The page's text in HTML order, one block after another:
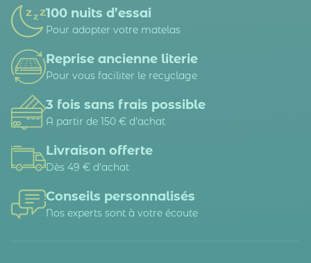
100 nuits d’essai
Pour adopter votre matelas
Reprise ancienne literie
Pour vous faciliter le recyclage
3 fois sans frais possible
A partir de 150 € d’achat
Livraison offerte
Dès 49 € d'achat
Conseils personnalisés
Nos experts sont à votre écoute